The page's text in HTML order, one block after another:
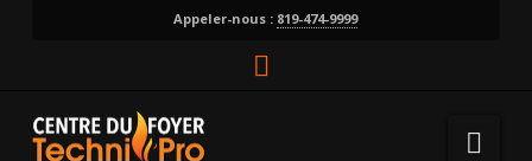
Appeler-nous : 819-474-9999